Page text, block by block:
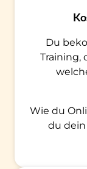
Du
Training,
Wie du
du dein